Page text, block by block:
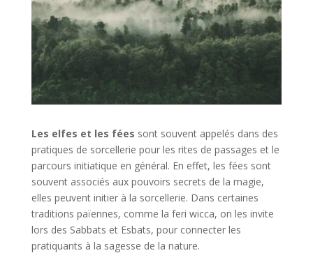
Les elfes et les fées sont souvent appelés dans des
pratiques de sorcellerie pour les rites de passages et le
parcours initiatique en général. En effet, les fées sont
souvent associés aux pouvoirs secrets de la magie,
elles peuvent initier à la sorcellerie. Dans certaines
traditions païennes, comme la feri wicca, on les invite
lors des Sabbats et Esbats, pour connecter les
pratiquants à la sagesse de la nature.